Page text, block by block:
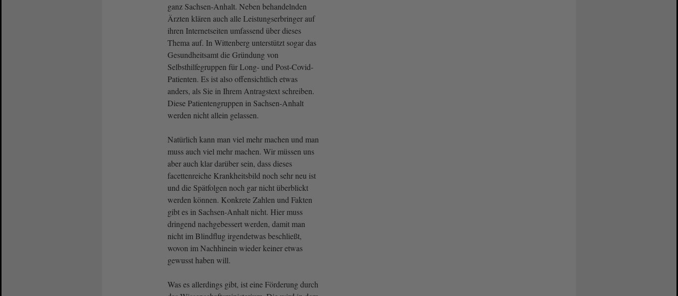
ganz Sachsen-Anhalt. Neben behandelnden
Ärzten klären auch alle Leistungserbringer auf
ihren Internetseiten umfassend über dieses
Thema auf. In Wittenberg unterstützt sogar das
Gesundheitsamt die Gründung von
Selbsthilfegruppen für Long- und Post-Covid-
Patienten. Es ist also offensichtlich etwas
anders, als Sie in Ihrem Antragstext schreiben.
Diese Patientengruppen in Sachsen-Anhalt
werden nicht allein gelassen.
Natürlich kann man viel mehr machen und man
muss auch viel mehr machen. Wir müssen uns
aber auch klar darüber sein, dass dieses
facettenreiche Krankheitsbild noch sehr neu ist
und die Spätfolgen noch gar nicht überblickt
werden können. Konkrete Zahlen und Fakten
gibt es in Sachsen-Anhalt nicht. Hier muss
dringend nachgebessert werden, damit man
nicht im Blindflug irgendetwas beschließt,
wovon im Nachhinein wieder keiner etwas
gewusst haben will.
Was es allerdings gibt, ist eine Förderung durch